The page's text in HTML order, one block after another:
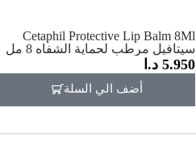
Cetaphil Protective Lip Balm 8Ml
سيتافيل مرطب لحماية الشفاه 8 مل
5.950 د.ا
أضف الي السلة